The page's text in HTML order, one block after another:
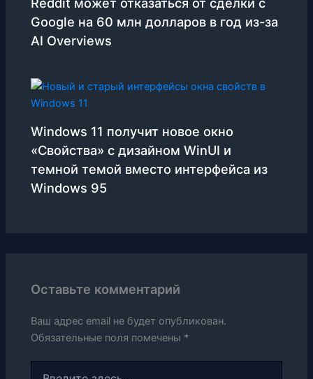
Reddit может отказаться от сделки с
Google на 60 млн долларов в год из-за
AI Overviews
Windows 11 получит новое окно
«Свойства» с дизайном WinUI и
темной темой вместо интерфейса из
Windows 95
Оставьте комментарий
Ваш адрес email не будет опубликован.
Обязательные поля помечены *